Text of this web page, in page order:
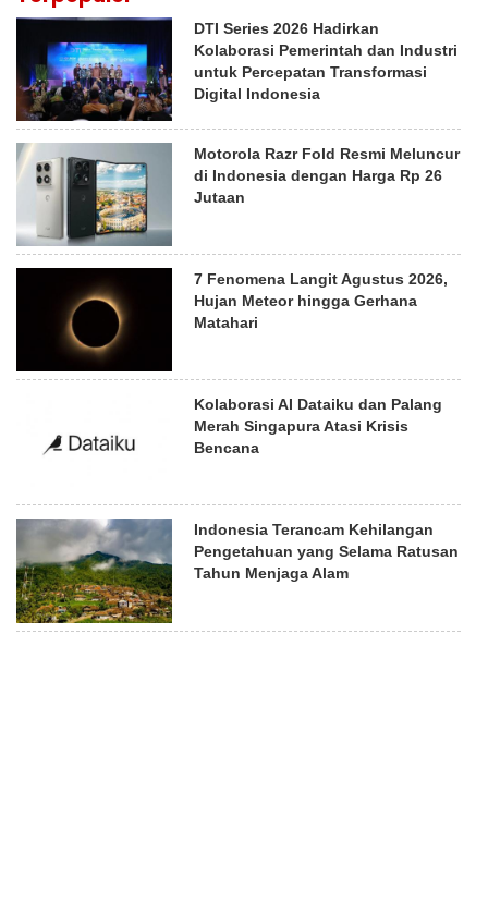
DTI Series 2026 Hadirkan
Kolaborasi Pemerintah dan Industri
untuk Percepatan Transformasi
Digital Indonesia
Motorola Razr Fold Resmi Meluncur
di Indonesia dengan Harga Rp 26
Jutaan
7 Fenomena Langit Agustus 2026,
Hujan Meteor hingga Gerhana
Matahari
Kolaborasi AI Dataiku dan Palang
Merah Singapura Atasi Krisis
Bencana
Indonesia Terancam Kehilangan
Pengetahuan yang Selama Ratusan
Tahun Menjaga Alam